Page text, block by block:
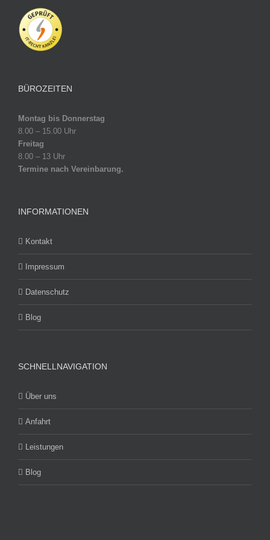
BÜROZEITEN
Montag bis Donnerstag
8.00 – 15.00 Uhr
Freitag
8.00 – 13 Uhr
Termine nach Vereinbarung.
INFORMATIONEN
Kontakt
Impressum
Datenschutz
Blog
SCHNELLNAVIGATION
Über uns
Anfahrt
Leistungen
Blog